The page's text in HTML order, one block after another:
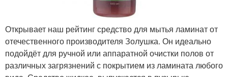
Открывает наш рейтинг средство для мытья ламинат от
отечественного производителя Золушка. Он идеально
подойдёт для ручной или аппаратной очистки полов от
различных загрязнений с покрытием из ламината любого